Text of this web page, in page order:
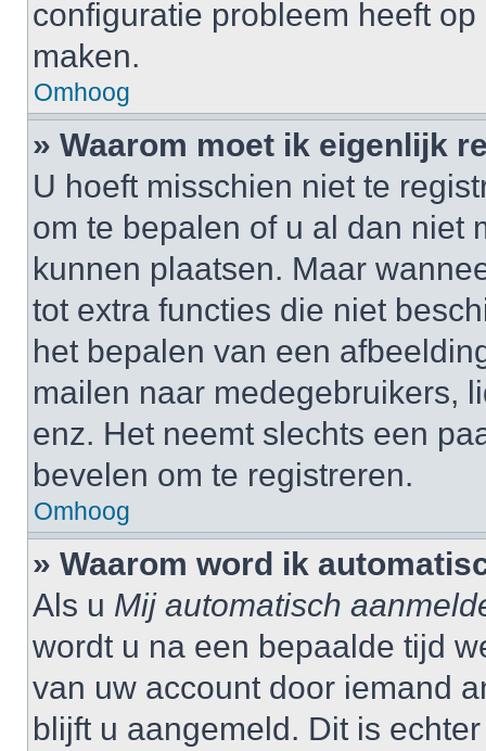
configuratie probleem heeft
maken.
Omhoog
» Waarom moet ik eigenlijk
U hoeft misschien niet te
om te bepalen of u al dan niet
kunnen plaatsen. Maar
tot extra functies die niet
het bepalen van een
mailen naar medegebruikers,
enz. Het neemt slechts een
bevelen om te registreren.
Omhoog
» Waarom word ik
Als u Mij automatisch
wordt u na een bepaalde tijd
van uw account door iemand
blijft u aangemeld. Dit is